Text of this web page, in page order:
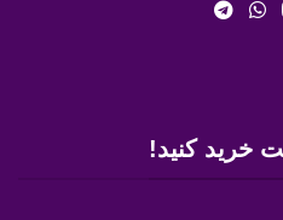
خرید کنید!